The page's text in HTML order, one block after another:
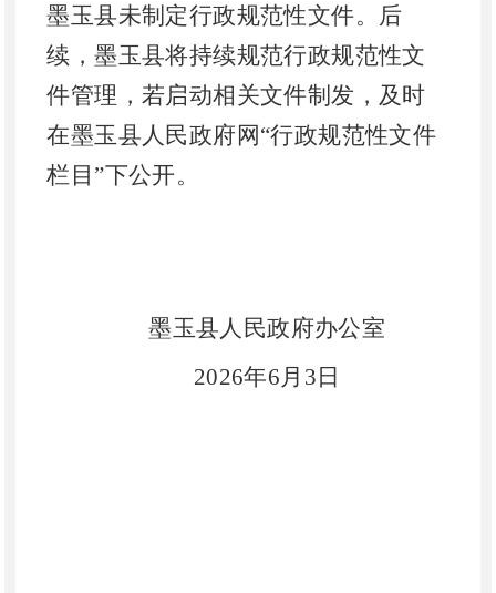
墨玉县未制定行政规范性文件。后
续，墨玉县将持续规范行政规范性文
件管理，若启动相关文件制发，及时
在墨玉县人民政府网“行政规范性文件
栏目”下公开。
墨玉县人民政府办公室
2026年6月3日